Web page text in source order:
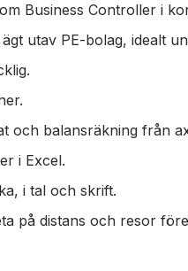
Business Controller i
utav PE-bolag, idealt
och balansräkning från
i Excel.
i tal och skrift.
på distans och resor